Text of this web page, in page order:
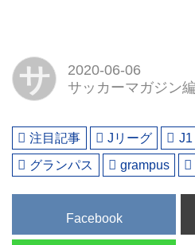
サ
2020-06-06
サッカーマガジン
注目記事 Jリーグ J1
グランパス
grampus
Facebook